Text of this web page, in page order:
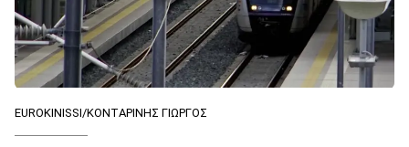
EUROKINISSI/ΚΟΝΤΑΡΙΝΗΣ ΓΙΩΡΓΟΣ